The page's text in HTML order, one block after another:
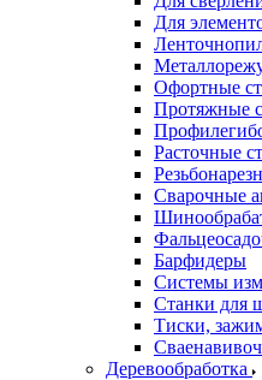
Для
Офортные
Протяжные
Расточные
Сварочные
Барфидеры
Системы
Станки для
Тиски,
Деревообработка